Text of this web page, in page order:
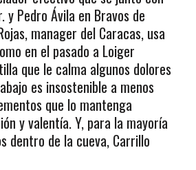
y Pedro Ávila en Bravos de
manager del Caracas, usa
en el pasado a Loiger
que le calma algunos dolores
es insostenible a menos
que lo mantenga
y valentía. Y, para la mayoría
dentro de la cueva, Carrillo